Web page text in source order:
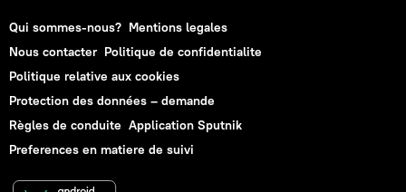
Qui sommes-nous? Mentions legales
Nous contacter Politique de confidentialite
Politique relative aux cookies
Protection des données – demande
Règles de conduite Application Sputnik
Preferences en matiere de suivi